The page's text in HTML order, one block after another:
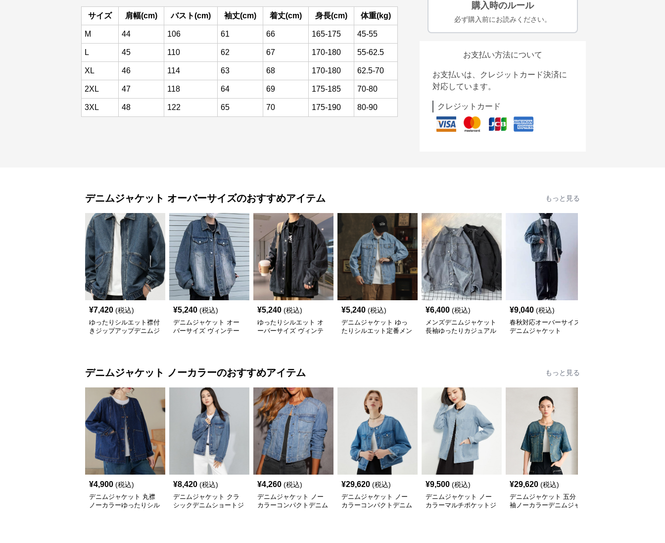
サイズ 肩幅(cm) バスト(cm) 袖丈(cm) 着丈(cm) 身長(cm) 体重(kg)
M 44 106 61 66 165-175 45-55
L 45 110 62 67 170-180 55-62.5
XL 46 114 63 68 170-180 62.5-70
2XL 47 118 64 69 175-185 70-80
3XL 48 122 65 70 175-190 80-90
購入時のルール
必ず購入前にお読みください。
お支払い方法について
お支払いは、クレジットカード決済に
対応しています。
クレジットカード
デニムジャケット オーバーサイズのおすすめアイテム もっと見る
¥7,420 (税込)
ゆったりシルエット襟付
きジップアップデニムジ
¥5,240 (税込)
デニムジャケット オー
バーサイズ ヴィンテー
¥5,240 (税込)
ゆったりシルエット オ
ーバーサイズ ヴィンテ
¥5,240 (税込)
デニムジャケット ゆっ
たりシルエット定番メン
¥6,400 (税込)
メンズデニムジャケット
長袖ゆったりカジュアル
¥9,040 (税込)
春秋対応オーバーサイズ
デニムジャケット
デニムジャケット ノーカラーのおすすめアイテム もっと見る
¥4,900 (税込)
デニムジャケット 丸襟
ノーカラーゆったりシル
¥8,420 (税込)
デニムジャケット クラ
シックデニムショートジ
¥4,260 (税込)
デニムジャケット ノー
カラーコンパクトデニム
¥29,620 (税込)
デニムジャケット ノー
カラーコンパクトデニム
¥9,500 (税込)
デニムジャケット ノー
カラーマルチポケットジ
¥29,620 (税込)
デニムジャケット 五分
袖ノーカラーデニムジャ